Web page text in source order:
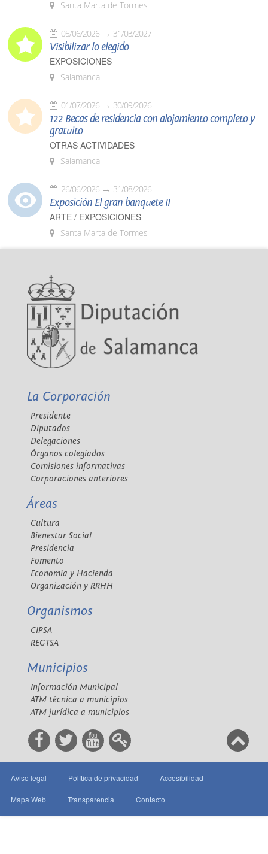
Santa Marta de Tormes
05/06/2026 31/03/2027
Visibilizar lo elegido
EXPOSICIONES
Salamanca
01/07/2026 30/09/2026
122 Becas de residencia con alojamiento completo y
gratuito
OTRAS ACTIVIDADES
Salamanca
26/06/2026 31/08/2026
Exposición El gran banquete II
ARTE / EXPOSICIONES
Santa Marta de Tormes
La Corporación
Presidente
Diputados
Delegaciones
Órganos colegiados
Comisiones informativas
Corporaciones anteriores
Áreas
Cultura
Bienestar Social
Presidencia
Fomento
Economía y Hacienda
Organización y RRHH
Organismos
CIPSA
REGTSA
Municipios
Información Municipal
ATM técnica a municipios
ATM jurídica a municipios
Aviso legal Política de privacidad Accesibilidad
Mapa Web Transparencia Contacto